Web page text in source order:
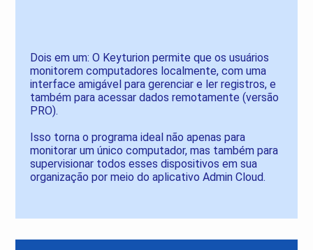
Dois em um: O Keyturion permite que os usuários
monitorem computadores localmente, com uma
interface amigável para gerenciar e ler registros, e
também para acessar dados remotamente (versão
PRO).
Isso torna o programa ideal não apenas para
monitorar um único computador, mas também para
supervisionar todos esses dispositivos em sua
organização por meio do aplicativo Admin Cloud.